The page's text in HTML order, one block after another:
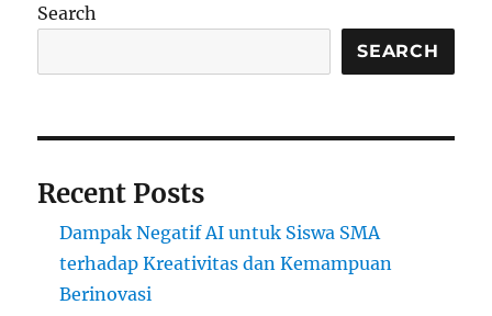
Kesempatan
untuk
Search
SEARCH
Recent Posts
Dampak Negatif AI untuk Siswa SMA
terhadap Kreativitas dan Kemampuan
Berinovasi